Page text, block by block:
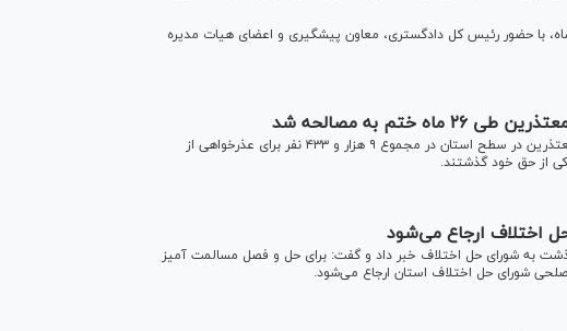
با حضور رئیس کل دادگستری، معاون پیشگیری و اعضای هیات مدیره
رئیس کل دادگستری استان همدان گفت: به دنبال فعالیت کمیته معتذرین در سطح استان در مجموع ۹ هزار و ۴۳۳ نفر برای عذرخواهی از
اختلاف ارجاع می‌شود
به شورای حل اختلاف خبر داد و گفت: برای حل و فصل مسالمت آمیز
شورای حل اختلاف استان ارجاع می‌شود.